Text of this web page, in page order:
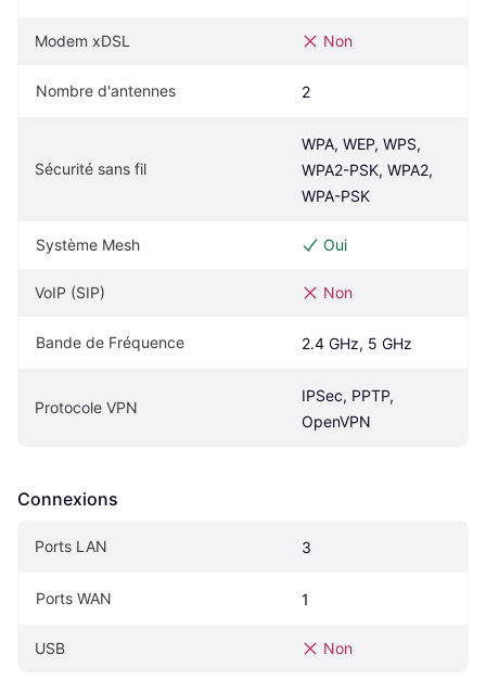
Modem xDSL Non
Nombre d'antennes 2
Sécurité sans fil
WPA, WEP, WPS,
WPA2-PSK, WPA2,
WPA-PSK
Système Mesh Oui
VoIP (SIP) Non
Bande de Fréquence 2.4 GHz, 5 GHz
Protocole VPN
IPSec, PPTP,
OpenVPN
Connexions
Ports LAN 3
Ports WAN 1
USB Non